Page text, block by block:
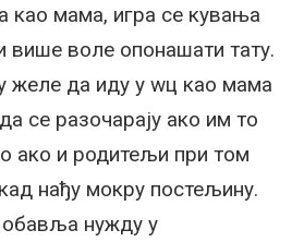
као мама, игра се кувања
више воле опонашати тату.
желе да иду у wц као мама
се разочарају ако им то
ако и родитељи при том
нађу мокру постељину.
нужду у